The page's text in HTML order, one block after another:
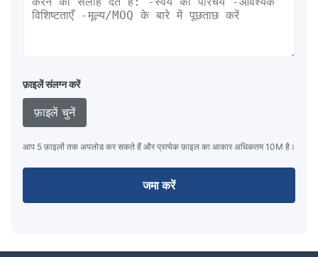
फ़ाइलें संलग्न करें
फ़ाइलें चुनें
आप 5 फ़ाइलों तक अपलोड कर सकते हैं और प्रत्येक फ़ाइल का आकार अधिकतम 10M है।
जमा करें